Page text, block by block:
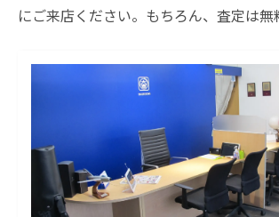
にご来店ください。もちろん、査定は無